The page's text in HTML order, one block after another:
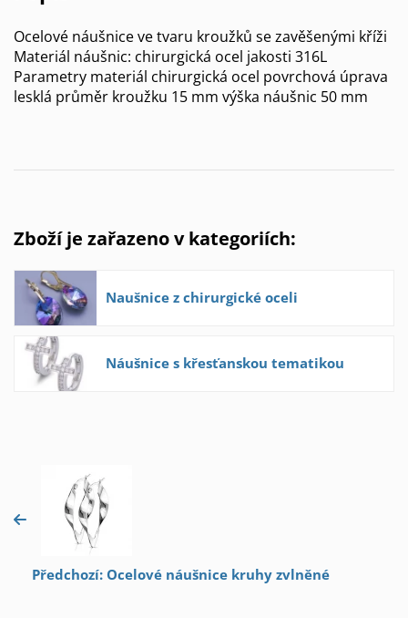
Ocelové náušnice ve tvaru kroužků se zavěšenými kříži
Materiál náušnic: chirurgická ocel jakosti 316L
Parametry materiál chirurgická ocel povrchová úprava
lesklá průměr kroužku 15 mm výška náušnic 50 mm
Zboží je zařazeno v kategoriích:
Naušnice z chirurgické oceli
Náušnice s křesťanskou tematikou
Předchozí: Ocelové náušnice kruhy zvlněné